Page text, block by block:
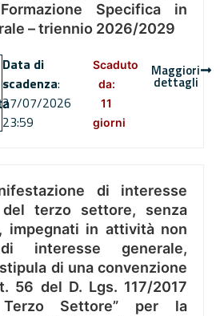
Specifica in
– triennio 2026/2029
Data di
scadenza:
27/07/2026
23:59
Scaduto
da:
11
giorni
Maggiori
dettagli
di interesse
terzo settore, senza
impegnati in attività non
interesse generale,
di una convenzione
56 del D. Lgs. 117/2017
Settore” per la